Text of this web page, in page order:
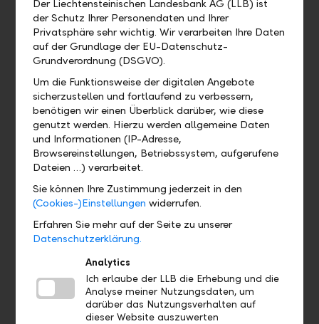
über die LLB Banking App?
Muss ich die LLB Banking App mit
allen Funktionen verwenden?
Wo finde ich ...?
Wo kann ich das QR-Zahlteil
finden?
Wo finde ich mein eBill Postfach?
Gibt es eine Demoversion und wo
finde ich sie?
Wo finde ich das Profil?
Der Liechtensteinischen Landesbank AG (LLB) ist
der Schutz Ihrer Personendaten und Ihrer
Privatsphäre sehr wichtig. Wir verarbeiten Ihre Daten
auf der Grundlage der EU-Datenschutz-
Grundverordnung (DSGVO).
Um die Funktionsweise der digitalen Angebote
sicherzustellen und fortlaufend zu verbessern,
benötigen wir einen Überblick darüber, wie diese
genutzt werden. Hierzu werden allgemeine Daten
und Informationen (IP-Adresse,
Browsereinstellungen, Betriebssystem, aufgerufene
Dateien …) verarbeitet.
Sie können Ihre Zustimmung jederzeit in den
(Cookies-)Einstellungen widerrufen.
Erfahren Sie mehr auf der Seite zu unserer
Datenschutzerklärung.
Analytics
Ich erlaube der LLB die Erhebung und die
Analyse meiner Nutzungsdaten, um
darüber das Nutzungsverhalten auf
dieser Website auszuwerten